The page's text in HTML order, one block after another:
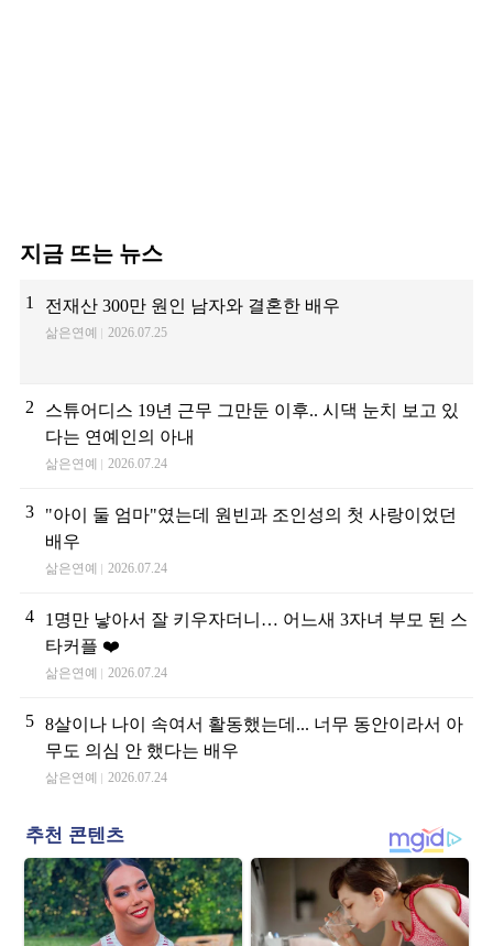
지금 뜨는 뉴스
1 전재산 300만 원인 남자와 결혼한 배우
삶은연예 2026.07.25
2
스튜어디스 19년 근무 그만둔 이후.. 시댁 눈치 보고 있
다는 연예인의 아내
삶은연예 2026.07.24
3
"아이 둘 엄마"였는데 원빈과 조인성의 첫 사랑이었던
배우
삶은연예 2026.07.24
4
1명만 낳아서 잘 키우자더니… 어느새 3자녀 부모 된 스
타커플 ❤️
삶은연예 2026.07.24
5 8살이나 나이 속여서 활동했는데... 너무 동안이라서 아
무도 의심 안 했다는 배우
삶은연예 2026.07.24